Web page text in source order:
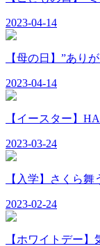
2023-04-14
【母の日】”あり
2023-04-14
【イースター】
2023-03-24
【入学】さくら
2023-02-24
【ホワイトデー